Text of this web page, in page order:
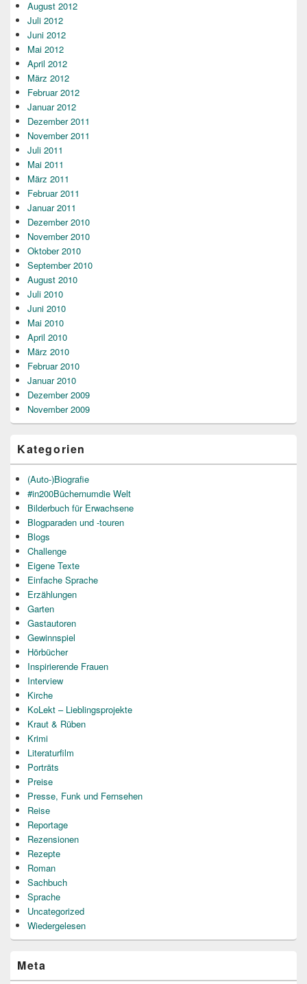
August 2012
Juli 2012
Juni 2012
Mai 2012
April 2012
März 2012
Februar 2012
Januar 2012
Dezember 2011
November 2011
Juli 2011
Mai 2011
März 2011
Februar 2011
Januar 2011
Dezember 2010
November 2010
Oktober 2010
September 2010
August 2010
Juli 2010
Juni 2010
Mai 2010
April 2010
März 2010
Februar 2010
Januar 2010
Dezember 2009
November 2009
Kategorien
(Auto-)Biografie
#in200Büchernumdie Welt
Bilderbuch für Erwachsene
Blogparaden und -touren
Blogs
Challenge
Eigene Texte
Einfache Sprache
Erzählungen
Garten
Gastautoren
Gewinnspiel
Hörbücher
Inspirierende Frauen
Interview
Kirche
KoLekt – Lieblingsprojekte
Kraut & Rüben
Krimi
Literaturfilm
Porträts
Preise
Presse, Funk und Fernsehen
Reise
Reportage
Rezensionen
Rezepte
Roman
Sachbuch
Sprache
Uncategorized
Wiedergelesen
Meta